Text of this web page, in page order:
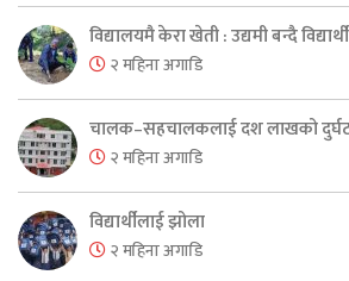
विद्यालयमै केरा खेती : उद्यमी बन्दै विद्यार्थी
२ महिना अगाडि
चालक–सहचालकलाई दश लाखको
२ महिना अगाडि
विद्यार्थीलाई झोला
२ महिना अगाडि